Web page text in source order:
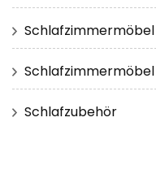
Schlafzimmermöbel
Schlafzimmermöbel
Schlafzubehör